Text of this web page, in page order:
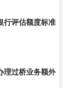
行评估额度标准
理过桥业务额外